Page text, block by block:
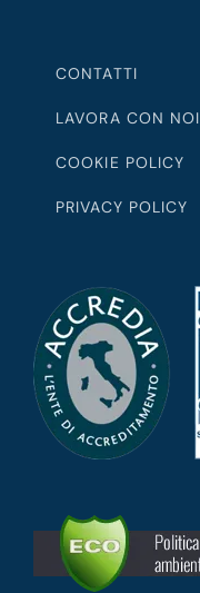
CONTATTI
LAVORA CON NOI
COOKIE POLICY
PRIVACY POLICY